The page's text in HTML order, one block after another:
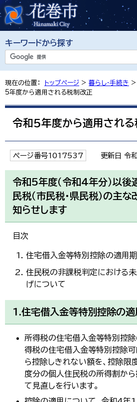
キーワードから探す
現在の位置： トップページ > 暮らし・手続き >
5年度から適用される税制改正
令和5年度から適用される
ページ番号1017537 更新日 令
令和5年度（令和4年分）以後
民税（市民税・県民税）の主
知らせします
目次
住宅借入金等特別控除の適用
住民税の非課税判定における
げについて
1.住宅借入金等特別控除の
所得税の住宅借入金等特別控除
得税の住宅借入金等特別控除
ら控除しきれない額を、控除限
度分の個人住民税の所得割か
て見直しを行います。